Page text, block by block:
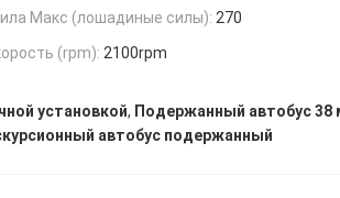
Макс (лошадиные силы): 270
(rpm): 2100rpm
установкой, Подержанный автобус 38
автобус подержанный